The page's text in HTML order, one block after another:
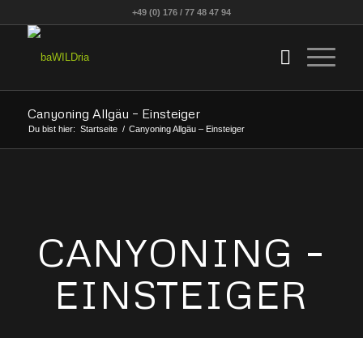
+49 (0) 176 / 77 48 47 94
Canyoning Allgäu – Einsteiger
Du bist hier: Startseite / Canyoning Allgäu – Einsteiger
CANYONING –
EINSTEIGER